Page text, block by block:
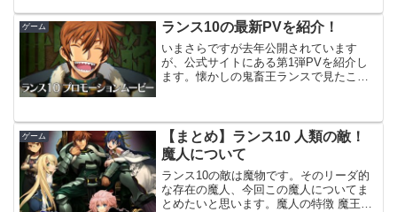
中で仕切り直しました。今回は、香姫の
「おだんごど...
ゲーム ランス10の最新PVを紹介！
いまさらですが去年公開されています
が、公式サイトにある第1弾PVを紹介し
ます。懐かしの鬼畜王ランスで見たこと
スは世界総統です。© alicesoftchannel©
a...
ゲーム
【まとめ】ランス10 人類の敵！
魔人について
ランス10の敵は魔物です。そのリーダ的
な存在の魔人、今回この魔人についてま
とめたいと思います。魔人の特徴 魔王の